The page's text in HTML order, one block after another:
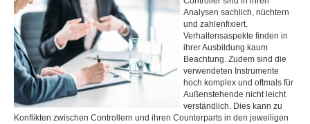
Analysen sachlich, nüchtern
und zahlenfixiert.
Verhaltensaspekte finden in
ihrer Ausbildung kaum
Beachtung. Zudem sind die
verwendeten Instrumente
hoch komplex und oftmals für
Außenstehende nicht leicht
verständlich. Dies kann zu
Konflikten zwischen Controllern und ihren Counterparts in den jeweiligen